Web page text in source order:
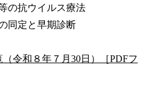
の抗ウイルス療法
同定と早期診断
令和８年７月30日）［PDFフ